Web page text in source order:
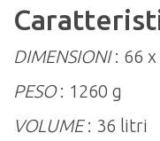
DIMENSIONI: 66 x
PESO: 1260 g
VOLUME: 36 litri